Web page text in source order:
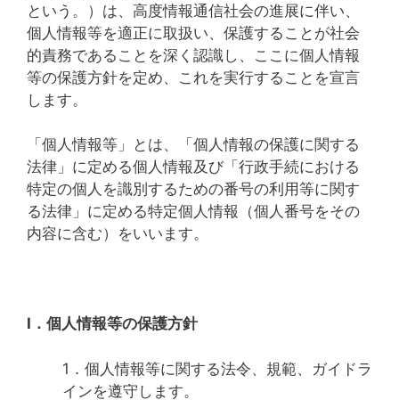
という。）は、高度情報通信社会の進展に伴い、
個人情報等を適正に取扱い、保護することが社会
的責務であることを深く認識し、ここに個人情報
等の保護方針を定め、これを実行することを宣言
します。
「個人情報等」とは、「個人情報の保護に関する
法律」に定める個人情報及び「行政手続における
特定の個人を識別するための番号の利用等に関す
る法律」に定める特定個人情報（個人番号をその
内容に含む）をいいます。
Ⅰ．個人情報等の保護方針
1．個人情報等に関する法令、規範、ガイドラ
インを遵守します。